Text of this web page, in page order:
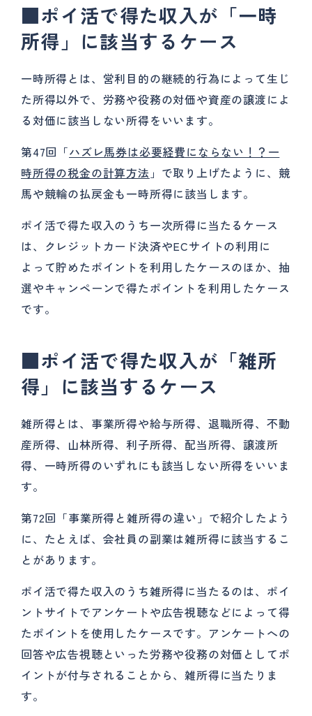
■ポイ活で得た収入が「一時
所得」に該当するケース
一時所得とは、営利目的の継続的行為によって生じ
た所得以外で、労務や役務の対価や資産の譲渡によ
る対価に該当しない所得をいいます。
第47回「ハズレ馬券は必要経費にならない！？一
時所得の税金の計算方法 」で取り上げたように、競
馬や競輪の払戻金も一時所得に該当します。
ポイ活で得た収入のうち一次所得に当たるケース
は、クレジットカード決済やECサイトの利用に
よって貯めたポイントを利用したケースのほか、抽
選やキャンペーンで得たポイントを利用したケース
です。
■ポイ活で得た収入が「雑所
得」に該当するケース
雑所得とは、事業所得や給与所得、退職所得、不動
産所得、山林所得、利子所得、配当所得、譲渡所
得、一時所得のいずれにも該当しない所得をいいま
す。
第72回「事業所得と雑所得の違い」で紹介したよう
に、たとえば、会社員の副業は雑所得に該当するこ
とがあります。
ポイ活で得た収入のうち雑所得に当たるのは、ポイ
ントサイトでアンケートや広告視聴などによって得
たポイントを使用したケースです。アンケートへの
回答や広告視聴といった労務や役務の対価としてポ
イントが付与されることから、雑所得に当たりま
す。